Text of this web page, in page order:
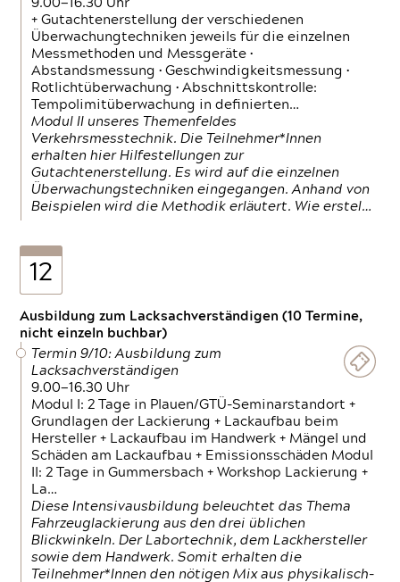
9.00—16.30 Uhr
+ Gutachtenerstellung der verschiedenen
Überwachungtechniken jeweils für die einzelnen
Messmethoden und Messgeräte •
Abstandsmessung • Geschwindigkeitsmessung •
Rotlichtüberwachung • Abschnittskontrolle:
Tempolimitüberwachung in definierten…
Modul II unseres Themenfeldes
Verkehrsmesstechnik. Die Teilnehmer*Innen
erhalten hier Hilfestellungen zur
Gutachtenerstellung. Es wird auf die einzelnen
Überwachungstechniken eingegangen. Anhand von
Beispielen wird die Methodik erläutert. Wie erstel…
12
Ausbildung zum Lacksachverständigen (10 Termine,
nicht einzeln buchbar)
Termin 9/10: Ausbildung zum
Lacksachverständigen
9.00—16.30 Uhr
Modul I: 2 Tage in Plauen/GTÜ-Seminarstandort +
Grundlagen der Lackierung + Lackaufbau beim
Hersteller + Lackaufbau im Handwerk + Mängel und
Schäden am Lackaufbau + Emissionsschäden Modul
II: 2 Tage in Gummersbach + Workshop Lackierung +
La…
Diese Intensivausbildung beleuchtet das Thema
Fahrzeuglackierung aus den drei üblichen
Blickwinkeln. Der Labortechnik, dem Lackhersteller
sowie dem Handwerk. Somit erhalten die
Teilnehmer*Innen den nötigen Mix aus physikalisch-